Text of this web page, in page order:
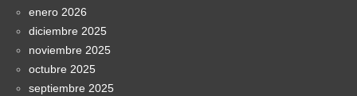
enero 2026
diciembre 2025
noviembre 2025
octubre 2025
septiembre 2025